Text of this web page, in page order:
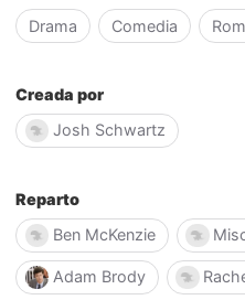
Drama
Comedia
Creada por
Josh Schwartz
Reparto
Ben McKenzie
Adam Brody